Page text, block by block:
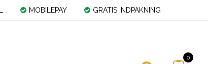
MOBILEPAY GRATIS INDPAKNING
0